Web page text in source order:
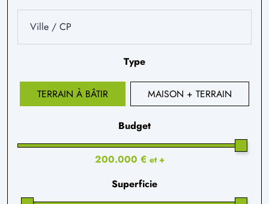
Type
TERRAIN À BÂTIR MAISON + TERRAIN
Budget
200.000 € et +
Superficie